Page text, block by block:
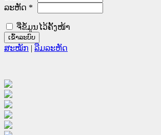
ລະຫັດ *
ຈື່ຂໍ້ມູນໄວ້ຄັ້ງໜ້າ
ສະໝັກ | ລືມລະຫັດ